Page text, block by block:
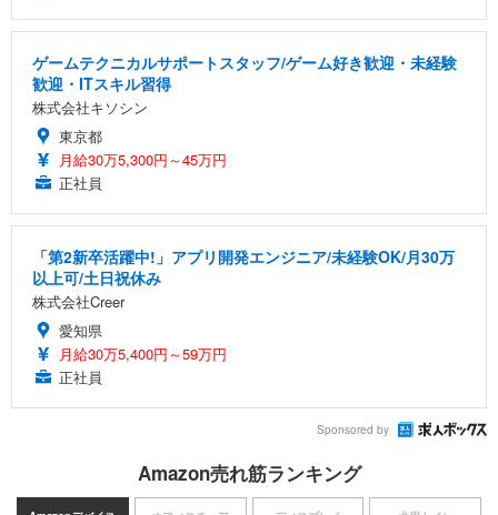
ゲームテクニカルサポートスタッフ/ゲーム好き歓迎・未経験
歓迎・ITスキル習得
株式会社キソシン
東京都
月給30万5,300円～45万円
正社員
「第2新卒活躍中!」アプリ開発エンジニア/未経験OK/月30万
以上可/土日祝休み
株式会社Creer
愛知県
月給30万5,400円～59万円
正社員
Sponsored by
Amazon売れ筋ランキング